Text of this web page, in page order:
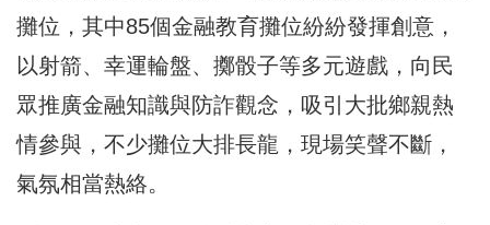
攤位，其中85個金融教育攤位紛紛發揮創意，
以射箭、幸運輪盤、擲骰子等多元遊戲，向民
眾推廣金融知識與防詐觀念，吸引大批鄉親熱
情參與，不少攤位大排長龍，現場笑聲不斷，
氣氛相當熱絡。